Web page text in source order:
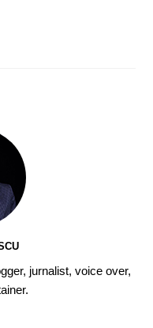
jurnalist, voice over,